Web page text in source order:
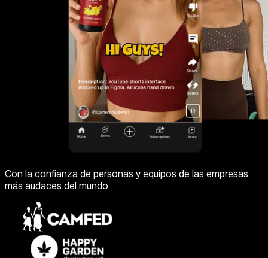
Con la confianza de personas y equipos de las empresas
más audaces del mundo